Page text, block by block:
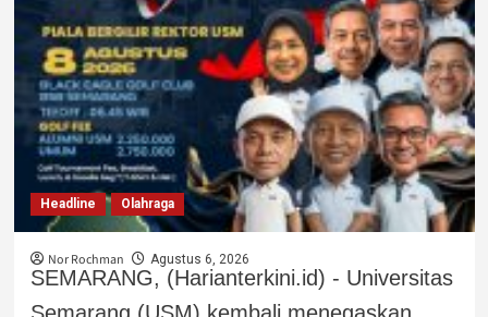
Headline Olahraga
Nor Rochman Agustus 6, 2026
SEMARANG, (Harianterkini.id) - Universitas